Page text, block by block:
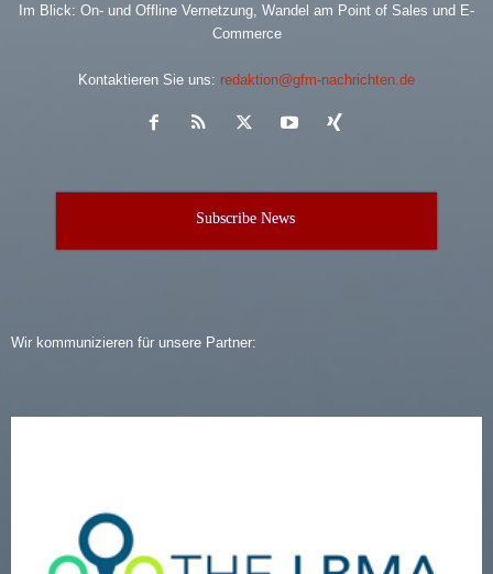
Im Blick: On- und Offline Vernetzung, Wandel am Point of Sales und E-
Commerce
Kontaktieren Sie uns: redaktion@gfm-nachrichten.de
Subscribe News
Wir kommunizieren für unsere Partner: